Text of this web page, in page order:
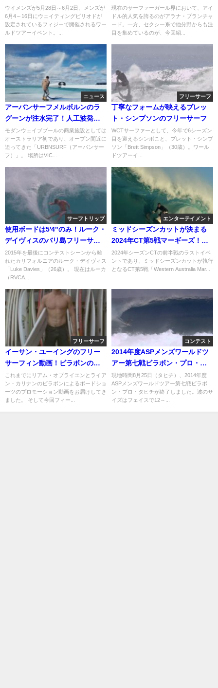
トの冠スポンサー！理由につい
て考察
ウイメンズが5月28日～6月2日、メンズが
6月4～16日にウェイティングピリオドが
設定されているフィジーで開催されるワー
ルドツアーイベント。...
スタシア・アシュリー
現在のサーファーガール界において、アイ
ドル的人気を誇るのがアラナ・ブランチャ
ード。一方、セクシー系で他分野からも注
目を集めているのが、今回紹...
ニュース
アーバンサーフメルボルンのラ
グーンが注水完了！人工波発生
まで目前
モダンウェイブプールの商業施設としては
オーストラリア初であり、オープン間近に
迫ってきた「URBNSURF（アーバンサー
フ）」。 場所はVIC...
フリーサーフ
丁寧なフォームが映えるブレッ
ト・シンプソンのフリーサーフ
WCTサーファーとして、今年で6シーズン
目を迎えるシンポこと、ブレット・シンプ
ソン「Brett Simpson」（30歳）。ワール
ドツアーイ...
サーフトリップ
使用ボードは5'4"のみ！ルーク・
デイヴィスのバリ島フリーサー
フィン動画
2015年を最後にコンテストシーンから離
れたカリフォルニアのルーク・デイヴィス
「Luke Davies」（26歳）。 現在はルーカ
（RVCA...
エンターテイメント
ミッドシーズンカットが決まる
2024年CT第5戦マーギーズ！
「Cola Bros」舞台裏動画
2024年シーズンCTの前半戦のラストイベ
ントであり、ミッドシーズンカットが執行
となるCT第5戦「Western Australia Mar...
フリーサーフ
イーサン・ユーイングのフリー
サーフィン動画！ビラボンのボ
ードショーツプロモ
これまでにリアム・オブライエンとライア
ン・カリナンのビラボンによるボードショ
ーツのプロモーション動画をお届けしてき
ました。 そして今回フィー...
コンテスト
2014年度ASPメンズワールドツ
アー第七戦ビラボン・プロ・タ
ヒチ：最終日ハイライト
現地時間8月25日（タヒチ）、2014年度
ASPメンズワールドツアー第七戦ビラボ
ン・プロ・タヒチが終了しました。波のサ
イズはフェイスで12～...